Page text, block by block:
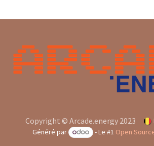
Copyright © Arcade.energy 2023
Généré par
- Le #1 Open